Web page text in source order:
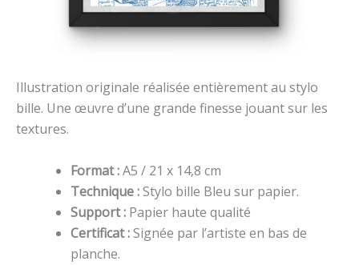
Illustration originale réalisée entièrement au stylo
bille. Une œuvre d’une grande finesse jouant sur les
textures.
Format :A5 / 21 x 14,8 cm
Technique :Stylo bille Bleu sur papier.
Support : Papier haute qualité
Certificat :Signée par l’artiste en bas de
planche.